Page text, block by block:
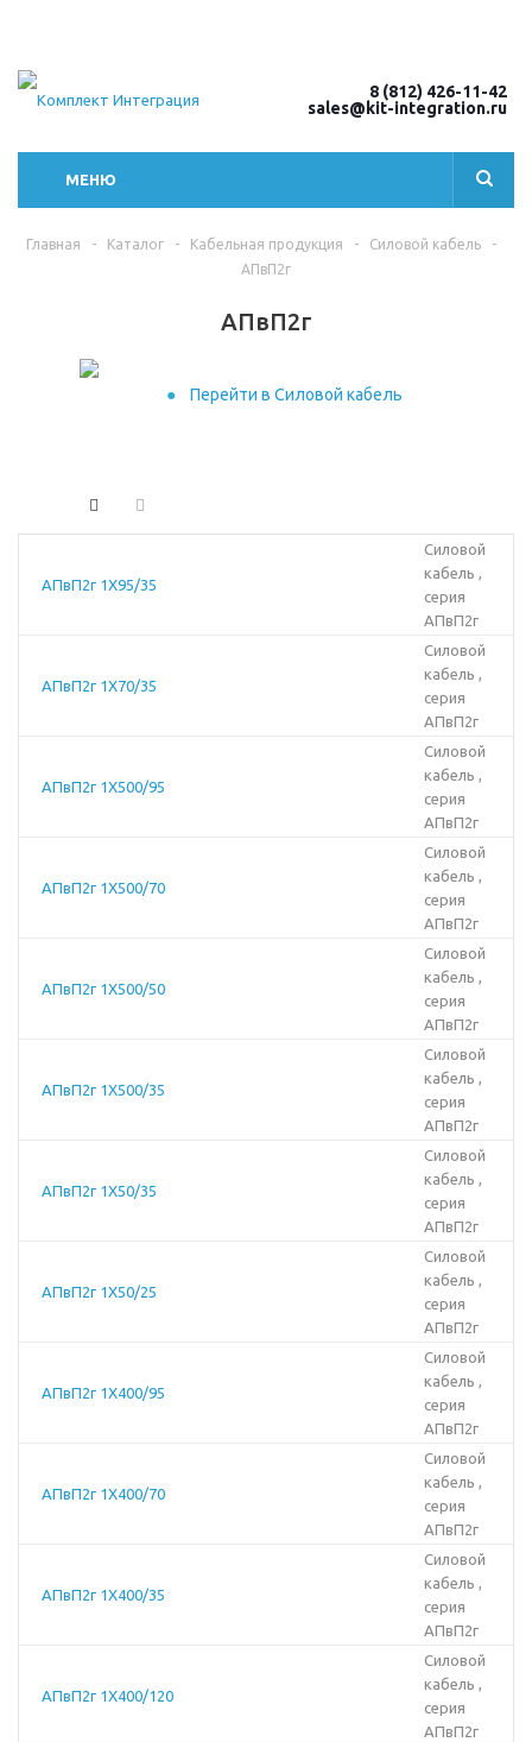
8 (812) 426-11-42
sales@kit-integration.ru
МЕНЮ
Главная - Каталог - Кабельная продукция - Силовой кабель
-
АПвП2г
АПвП2г
Перейти в Силовой кабель
АПвП2г 1Х95/35
Силовой
кабель ,
серия
АПвП2г
АПвП2г 1Х70/35
Силовой
кабель ,
серия
АПвП2г
АПвП2г 1Х500/95
Силовой
кабель ,
серия
АПвП2г
АПвП2г 1Х500/70
Силовой
кабель ,
серия
АПвП2г
АПвП2г 1Х500/50
Силовой
кабель ,
серия
АПвП2г
АПвП2г 1Х500/35
Силовой
кабель ,
серия
АПвП2г
АПвП2г 1Х50/35
Силовой
кабель ,
серия
АПвП2г
АПвП2г 1Х50/25
Силовой
кабель ,
серия
АПвП2г
АПвП2г 1Х400/95
Силовой
кабель ,
серия
АПвП2г
АПвП2г 1Х400/70
Силовой
кабель ,
серия
АПвП2г
АПвП2г 1Х400/35
Силовой
кабель ,
серия
АПвП2г
АПвП2г 1Х400/120
Силовой
кабель ,
серия
АПвП2г